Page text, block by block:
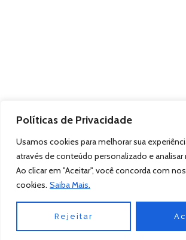
Políticas de Privacidade
Usamos cookies para melhorar sua
através de conteúdo personalizado e
Ao clicar em "Aceitar", você concorda com
cookies. Saiba Mais.
Rejeitar